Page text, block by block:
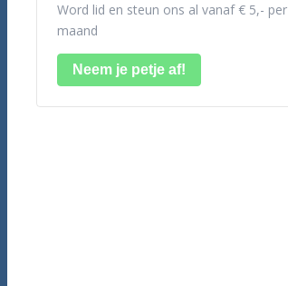
Word lid en steun ons al vanaf € 5,- per
maand
Neem je petje af!